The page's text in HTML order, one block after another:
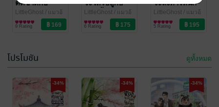
ตัดขาดกับ
ตระกูล
LittleGhost / แมวอ้
วง
นิยายวาย Boy
Love / Yaoi
9 Rating
จะให้ไปสู้กับ
ซอมบี้จริงดิ
LittleGhost / แมวอ้
วง
นิยายวาย Boy
Love / Yaoi
6 Rating
จะลงท่าไหนก็
แล้วแต่ท่านเลย
LittleGhost/ แมวอ้
วง
นิยายวาย Boy
Love / Yaoi
5 Rating
โปรโมชัน ดูทั้งหมด
-34% -34% -34%